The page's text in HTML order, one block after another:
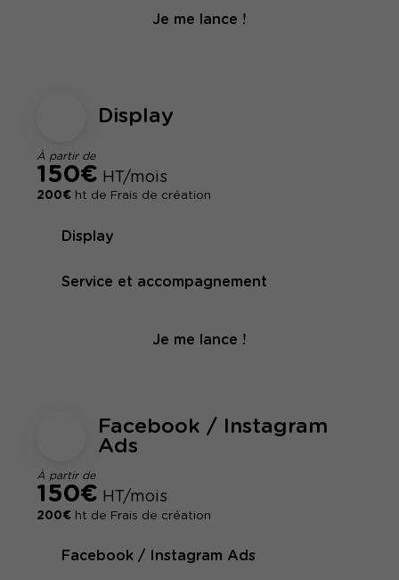
Je me lance !
Display
À partir de
150€ HT/mois
200€ ht de Frais de création
Display
Service et accompagnement
Je me lance !
Facebook / Instagram
Ads
À partir de
150€ HT/mois
200€ ht de Frais de création
Facebook / Instagram Ads